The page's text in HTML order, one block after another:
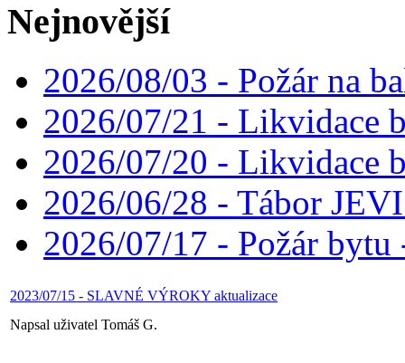
Nejnovější
2026/08/03 - Požár na
2026/07/21 - Likvidace
2026/07/20 - Likvidace
2026/06/28 - Tábor
2026/07/17 - Požár
2023/07/15 - SLAVNÉ VÝROKY aktualizace
Napsal uživatel Tomáš G.